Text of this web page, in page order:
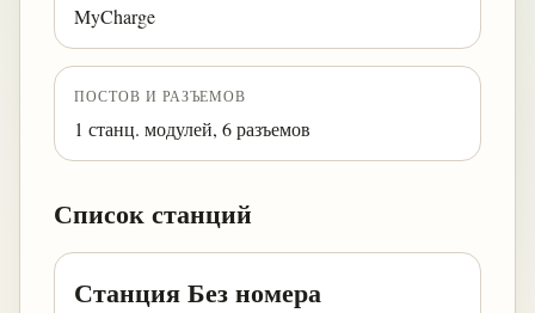
MyCharge
ПОСТОВ И РАЗЪЕМОВ
1 станц. модулей, 6 разъемов
Список станций
Станция Без номера